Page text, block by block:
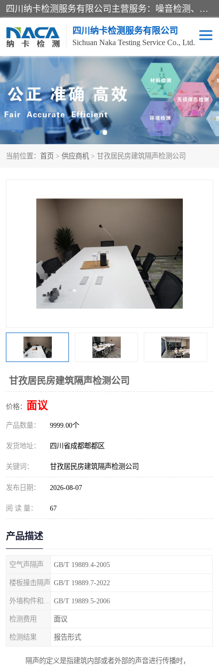
四川纳卡检测服务有限公司主营服务：噪音检测、灯光检测、防护网检测、磁性检测、无损检测、燃烧等级检测；本着严谨、规范的态度严格执行国家现行标准、规范及规程，奉行“科学公正、准确、持续改进、诚信服务”的企业价值和“科学、信誉、服务”的企业宗旨，竭诚为广大客户服务。
四川纳卡检测服务有限公司
Sichuan Naka Testing Service Co., Ltd.
当前位置： 首页 > 供应商机 > 甘孜居民房建筑隔声检测公司
甘孜居民房建筑隔声检测公司
价格： 面议
产品数量： 9999.00个
发货地址： 四川省成都郫都区
关键词： 甘孜居民房建筑隔声检测公司
发布日期： 2026-08-07
阅 读 量： 67
产品描述
空气声隔声 GB/T 19889.4-2005
楼板撞击隔声 GB/T 19889.7-2022
GB/T 19889.5-2006
检测费用 面议
检测结果 报告形式
隔声的定义是指建筑内部或者外部的声音进行传播时，
噪音检测 灯光检测
防护网检测 磁性检测
无损检测 燃烧等级检测
可靠性检测 产品检测